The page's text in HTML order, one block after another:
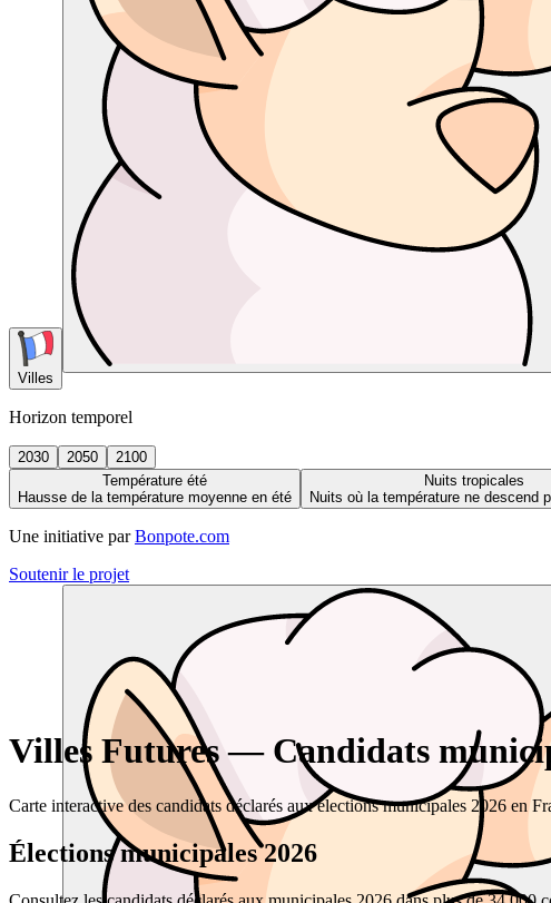
Villes
Horizon temporel
2030 2050
2100
Température été
Hausse de la température moyenne en été
Nuits tropicales
Nuits où la température ne descend
Une initiative par Bonpote.com
Soutenir le projet
Villes Futures — Candidats
Carte interactive des candidats déclarés aux élections municipales 2026 en
Élections municipales 2026